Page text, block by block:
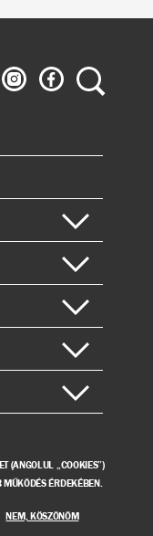
Ludwig
Múzeum
Ludwig
Múzeum
Keresés
(ANGOLUL „COOKIES”)
ÉRDEKÉBEN.
NEM, KÖSZÖNÖM